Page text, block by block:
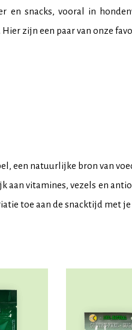
en snacks, vooral in
zijn een paar van onze
een natuurlijke bron van
aan vitamines, vezels en
toe aan de snacktijd met